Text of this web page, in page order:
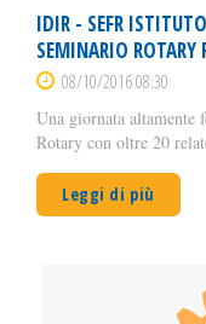
IDIR - SEFR
SEMINARIO
08/10/2016 08:30
Una giornata
Rotary con oltre 20
Leggi di più